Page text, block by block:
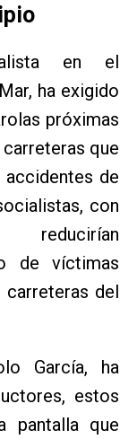
en el
ha exigido
próximas
que
accidentes de
con
de víctimas
del
García, ha
estos
pantalla que